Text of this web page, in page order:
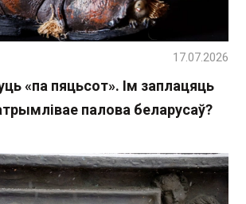
«па пяцьсот». Ім заплацяць
палова беларусаў?
17.07.2026